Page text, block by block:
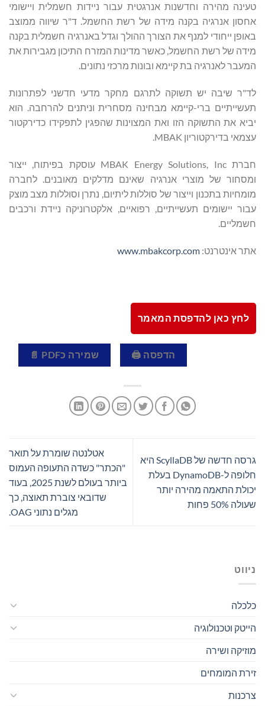
טעינה מהירה וחדשנות אנרגטית עבור ניידות חשמלית ויישומי
אחסון אנרגיה בקנה מידה של רשת החשמל. ד"ר שיווה ממוצב
באופן ייחודי למנף את הצורך ההולך וגדל באנרגיה חשמלית בקנה
מידה של רשת החשמל, כאשר מדינות המזרח התיכון מגבירות את
המעבר לאנרגיה בת קיימא ובונות מרכזי נתונים.
לד"ר שיבה יש תשוקה לתרגם מחקר מדעי חדשני לפתרונות
תעשייתיים ברי-קיימא מבחינה מסחרית וניתנים להרחבה. הוא
יביא את התשוקה הזו ואת המצוינות שהפגין לתפקידו כדירקטור
עצמאי בדירקטוריון MBAK.
חברת MBAK Energy Solutions, Inc עוסקת בפיתוח, ייצור
ומסחור של מוצרי אנרגיה שאינם מדלקים מאובנים. לחברה
מומחיות בתכנון וייצור של סוללות ליתיום, נתרן וסוללות מצב מוצק
עבור יישומים תעשייתיים, רפואיים, אלקטרוניקה ניידת ורכבים
חשמליים.
אתר אינטרנט: www.mbakcorp.com
לחץ כאן להדפסת המאמר
הדפסה 🖨 שמירה כPDF 📄
גרסה חדשה של ScyllaDB היא
חלופה ל-DynamoDB בעלת
יכולת התאמה מהירה יותר
שעולה 50% פחות
אטלנטה שומרת על תואר
"הכתר" כשדה התעופה העמוס
ביותר בעולם לשנת 2025, בעוד
שדובאי צוברת תאוצה, כך
מגלים נתוני OAG.
ניווט
כלכלה
הייטק וטכנולוגיה
מוזיקה ושירה
זירת המומחים
צרכנות